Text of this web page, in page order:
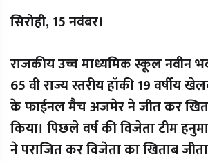
सिरोही, 15 नवंबर।
राजकीय उच्च माध्यमिक स्कूल नवीन
65 वी राज्य स्तरीय हॉकी 19 वर्षीय
के फाईनल मैच अजमेर ने जीत कर
किया। पिछले वर्ष की विजेता टीम
ने पराजित कर विजेता का खिताब